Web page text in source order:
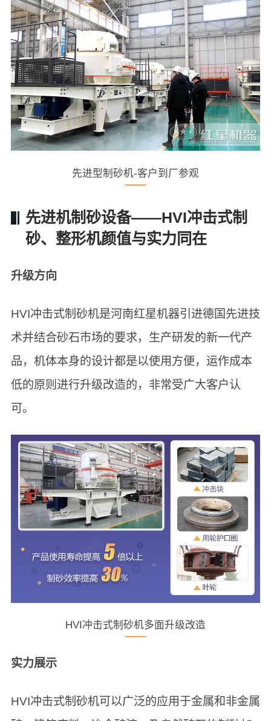
先进型制砂机-客户到厂参观
先进机制砂设备——HVI冲击式制
砂、整形机颜值与实力同在
升级方向
HVI冲击式制砂机是河南红星机器引进德国先进技
术并结合砂石市场的要求，生产研发的新一代产
品，机体本身的设计都是以使用方便，运作成本
低的原则进行升级改造的，非常受广大客户认
可。
HVI冲击式制砂机多面升级改造
实力展示
HVI冲击式制砂机可以广泛的应用于金属和非金属